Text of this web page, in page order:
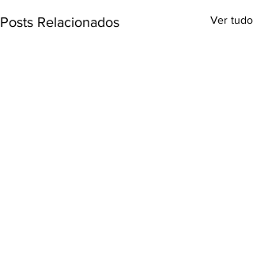
Posts Relacionados Ver tudo